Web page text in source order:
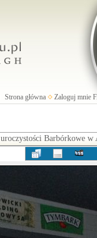
Strona główna Zaloguj mnie
uroczystości Barbórkowe w